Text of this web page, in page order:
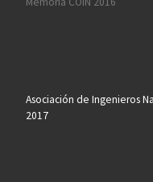
Asociación de Ingenieros
2017